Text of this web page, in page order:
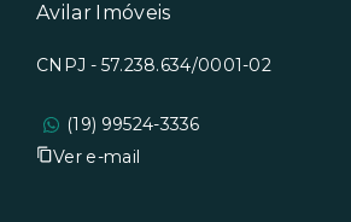
Avilar Imóveis
CNPJ - 57.238.634/0001-02
(19) 99524-3336
Ver e-mail